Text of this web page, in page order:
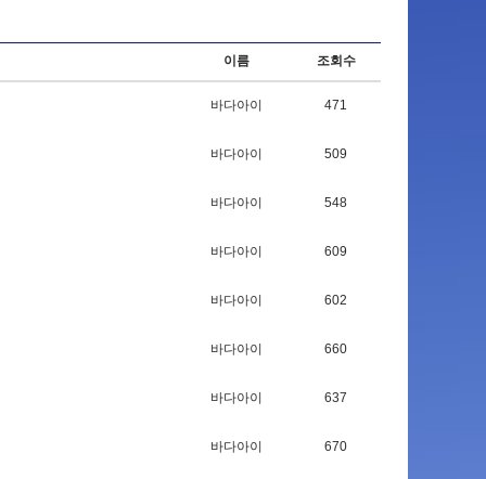
이름 조회수
바다아이 471
바다아이 509
바다아이 548
바다아이 609
바다아이 602
바다아이 660
바다아이 637
바다아이 670